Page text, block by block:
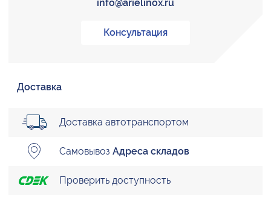
info@arielinox.ru
Консультация
Доставка
Доставка автотранспортом
Самовывоз Адреса складов
Проверить доступность